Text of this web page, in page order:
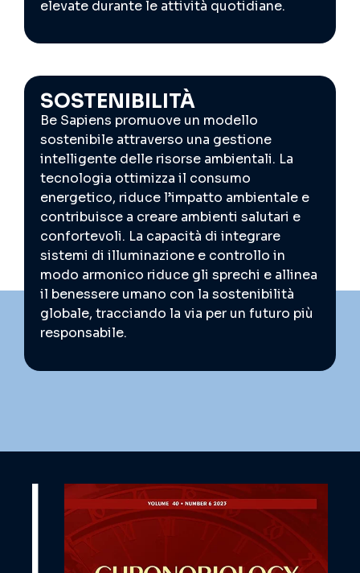
elevate durante le attività quotidiane.
SOSTENIBILITÀ
Be Sapiens promuove un modello
sostenibile attraverso una gestione
intelligente delle risorse ambientali. La
tecnologia ottimizza il consumo
energetico, riduce l’impatto ambientale e
contribuisce a creare ambienti salutari e
confortevoli. La capacità di integrare
sistemi di illuminazione e controllo in
modo armonico riduce gli sprechi e allinea
il benessere umano con la sostenibilità
globale, tracciando la via per un futuro più
responsabile.